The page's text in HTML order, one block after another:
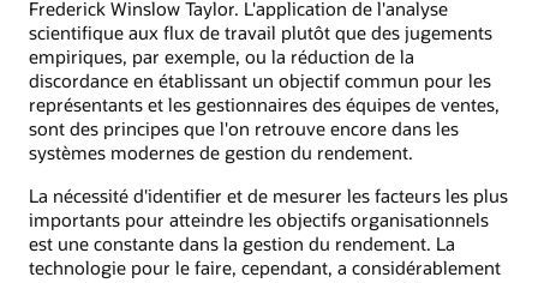
Frederick Winslow Taylor. L'application de l'analyse
scientifique aux flux de travail plutôt que des jugements
empiriques, par exemple, ou la réduction de la
discordance en établissant un objectif commun pour les
représentants et les gestionnaires des équipes de ventes,
sont des principes que l'on retrouve encore dans les
systèmes modernes de gestion du rendement.
La nécessité d'identifier et de mesurer les facteurs les plus
importants pour atteindre les objectifs organisationnels
est une constante dans la gestion du rendement. La
technologie pour le faire, cependant, a considérablement